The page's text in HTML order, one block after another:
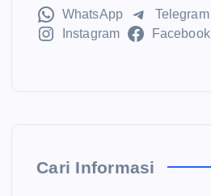
s
s
WhatsApp Telegram
Instagram
Facebook
Cari Informasi